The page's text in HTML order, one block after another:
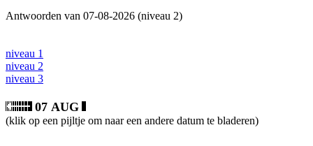
Antwoorden van 07-08-2026 (niveau 2)
niveau 1
niveau 2
niveau 3
07 AUG
(klik op een pijltje om naar een andere datum te bladeren)